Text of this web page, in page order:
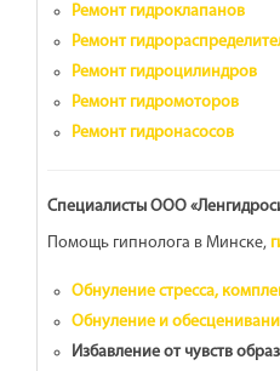
Ремонт гидроклапанов
Ремонт
Ремонт гидроцилиндров
Ремонт гидромоторов
Ремонт гидронасосов
Специалисты ООО
Помощь гипнолога в Минске,
Обнуление стресса,
Обнуление и
Избавление от чувств